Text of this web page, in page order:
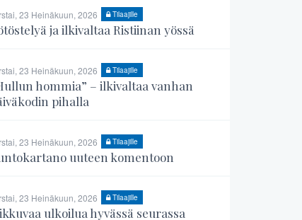
23 Heinäkuun, 2026 Tilaajille
ja ilkivaltaa Ristiinan yössä
23 Heinäkuun, 2026 Tilaajille
hommia” – ilkivaltaa vanhan
pihalla
23 Heinäkuun, 2026 Tilaajille
uuteen komentoon
23 Heinäkuun, 2026 Tilaajille
ulkoilua hyvässä seurassa